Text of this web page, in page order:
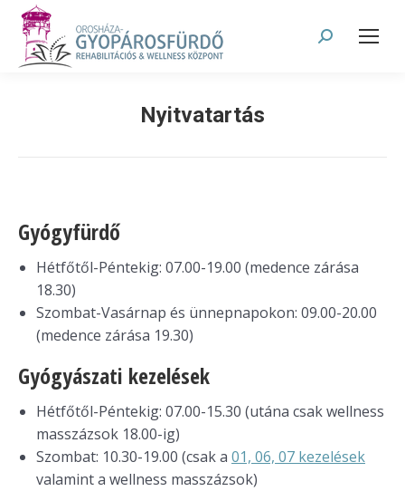
Search:
Nyitvatartás
Gyógyfürdő
Hétfőtől-Péntekig: 07.00-19.00 (medence zárása
18.30)
Szombat-Vasárnap és ünnepnapokon: 09.00-20.00
(medence zárása 19.30)
Gyógyászati kezelések
Hétfőtől-Péntekig: 07.00-15.30 (utána csak wellness
masszázsok 18.00-ig)
Szombat: 10.30-19.00 (csak a 01, 06, 07 kezelések
valamint a wellness masszázsok)